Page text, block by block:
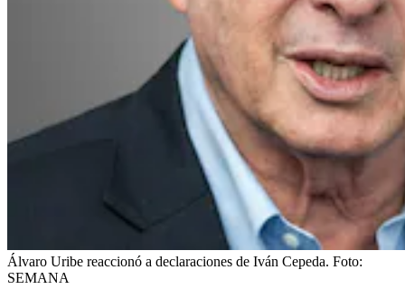
Álvaro Uribe reaccionó a declaraciones de Iván Cepeda. Foto:
SEMANA